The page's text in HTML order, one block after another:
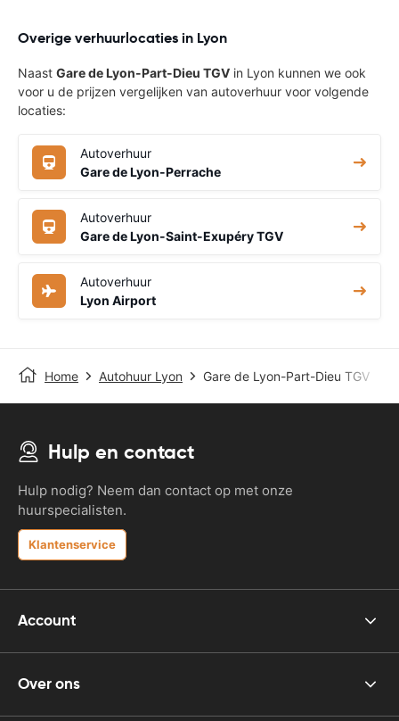
Overige verhuurlocaties in Lyon
Naast Gare de Lyon-Part-Dieu TGV in Lyon kunnen we ook
voor u de prijzen vergelijken van autoverhuur voor volgende
locaties:
Autoverhuur
Gare de Lyon-Perrache
Autoverhuur
Gare de Lyon-Saint-Exupéry TGV
Autoverhuur
Lyon Airport
Home Autohuur Lyon Gare de Lyon-Part-Dieu TGV
Hulp en contact
Hulp nodig? Neem dan contact op met onze
huurspecialisten.
Klantenservice
Account
Over ons